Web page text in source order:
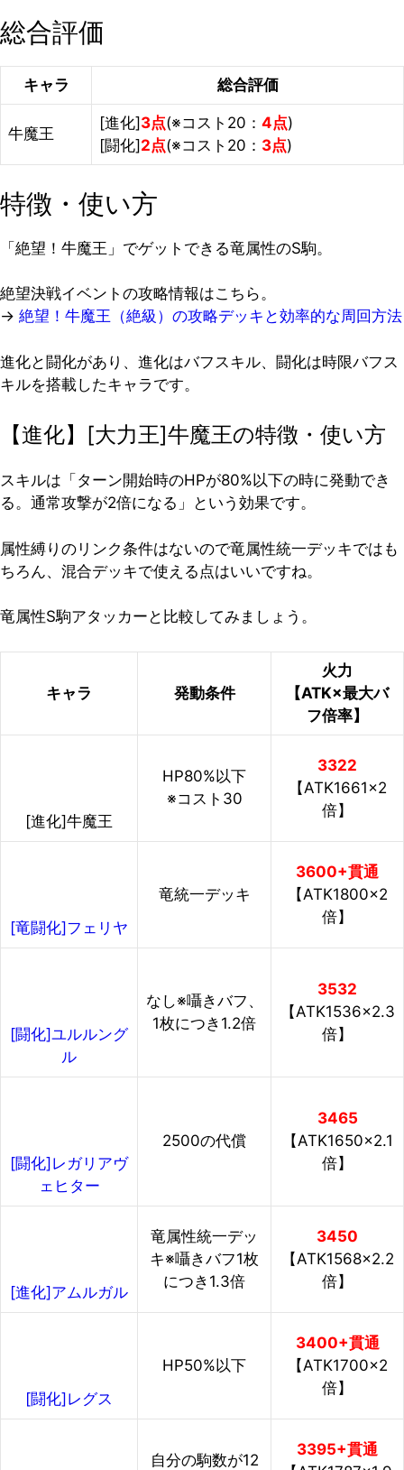
総合評価
キャラ 総合評価
牛魔王
[進化] 3点(※コスト20： 4点)
[闘化] 2点(※コスト20： 3点)
特徴・使い方
「絶望！牛魔王」でゲットできる竜属性のS駒。
絶望決戦イベントの攻略情報はこちら。
→ 絶望！牛魔王（絶級）の攻略デッキと効率的な周回方法
進化と闘化があり、進化はバフスキル、闘化は時限バフス
キルを搭載したキャラです。
【進化】[大力王]牛魔王の特徴・使い方
スキルは「ターン開始時のHPが80%以下の時に発動でき
る。通常攻撃が2倍になる」という効果です。
属性縛りのリンク条件はないので竜属性統一デッキではも
ちろん、混合デッキで使える点はいいですね。
竜属性S駒アタッカーと比較してみましょう。
キャラ 発動条件
火力
【ATK×最大バ
フ倍率】
[進化]牛魔王
HP80%以下
※コスト30
3322
【ATK1661×2
倍】
[竜闘化]フェリヤ
竜統一デッキ
3600+貫通
【ATK1800×2
倍】
[闘化]ユルルング
ル
なし※囁きバフ、
1枚につき1.2倍
3532
【ATK1536×2.3
倍】
[闘化]レガリアヴ
ェヒター
2500の代償
3465
【ATK1650×2.1
倍】
[進化]アムルガル
竜属性統一デッ
キ※囁きバフ1枚
につき1.3倍
3450
【ATK1568×2.2
倍】
[闘化]レグス
HP50%以下
3400+貫通
【ATK1700×2
倍】
自分の駒数が12
3395+貫通